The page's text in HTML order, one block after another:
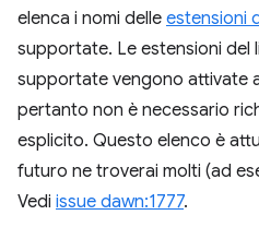
elenca i nomi delle estensioni
supportate. Le estensioni del
supportate vengono attivate
pertanto non è necessario
esplicito. Questo elenco è
futuro ne troverai molti (ad
Vedi issue dawn:1777.